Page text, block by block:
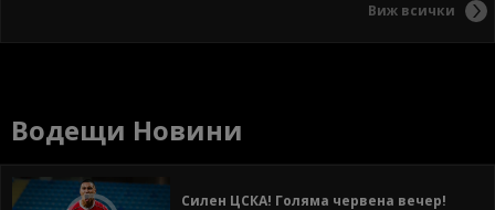
Виж всички
Водещи Новини
Силен ЦСКА! Голяма червена вечер!